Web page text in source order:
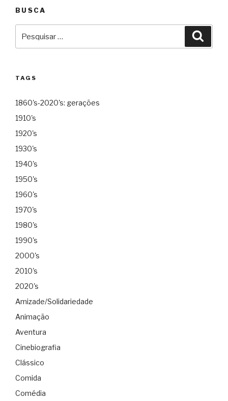
BUSCA
por:
TAGS
1860's-2020's: gerações
1910's
1920's
1930's
1940's
1950's
1960's
1970's
1980's
1990's
2000's
2010's
2020's
Amizade/Solidariedade
Animação
Aventura
Cinebiografia
Clássico
Comida
Comédia